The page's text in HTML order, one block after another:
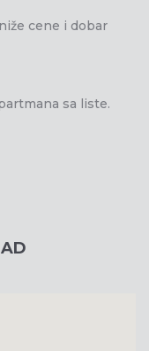
cene i dobar
sa liste.